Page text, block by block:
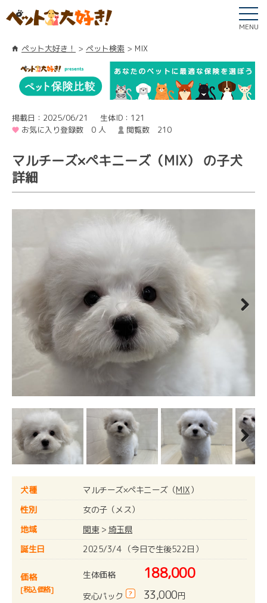
MENU
ペット大好き！ ペット検索 MIX
掲載日：2025/06/21
生体ID：121
お気に入り登録数 0 人
閲覧数 210
マルチーズ×ペキニーズ（MIX） の子犬
詳細
Next
Next
犬種 マルチーズ×ペキニーズ（MIX）
性別
女の子（メス）
地域
関東> 埼玉県
誕生日
2025/3/4 （今日で生後522日）
価格
[税込価格]
生体価格 188,000
安心パック ? 33,000円